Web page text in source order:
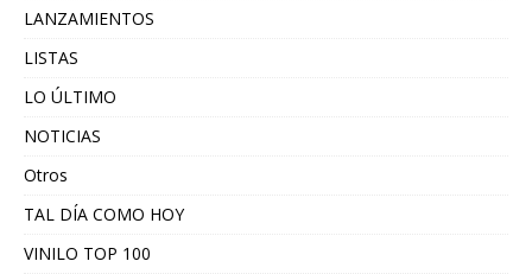
LANZAMIENTOS
LISTAS
LO ÚLTIMO
NOTICIAS
Otros
TAL DÍA COMO HOY
VINILO TOP 100